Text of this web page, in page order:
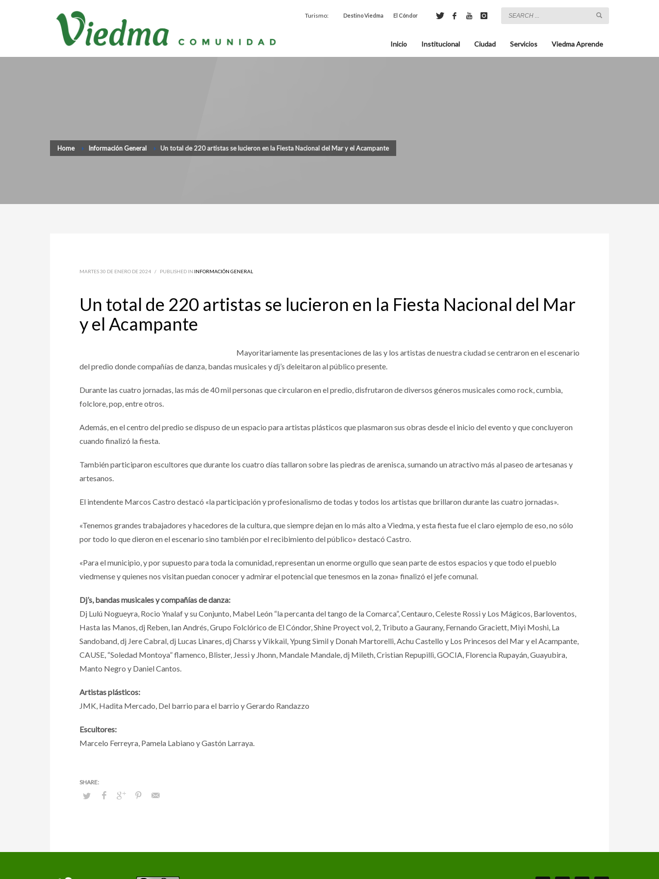
Turismo: Destino Viedma El Cóndor
Inicio Institucional Ciudad Servicios Viedma Aprende
Home Información General Un total de 220 artistas se lucieron en la Fiesta Nacional del Mar y el Acampante
MARTES 30 DE ENERO DE 2024 / PUBLISHED IN INFORMACIÓN GENERAL
Un total de 220 artistas se lucieron en la Fiesta Nacional del Mar
y el Acampante
Mayoritariamente las presentaciones de las y los artistas de nuestra ciudad se centraron en el escenario
del predio donde compañías de danza, bandas musicales y dj’s deleitaron al público presente.
Durante las cuatro jornadas, las más de 40 mil personas que circularon en el predio, disfrutaron de diversos géneros musicales como rock, cumbia,
folclore, pop, entre otros.
Además, en el centro del predio se dispuso de un espacio para artistas plásticos que plasmaron sus obras desde el inicio del evento y que concluyeron
cuando finalizó la fiesta.
También participaron escultores que durante los cuatro días tallaron sobre las piedras de arenisca, sumando un atractivo más al paseo de artesanas y
artesanos.
El intendente Marcos Castro destacó «la participación y profesionalismo de todas y todos los artistas que brillaron durante las cuatro jornadas».
«Tenemos grandes trabajadores y hacedores de la cultura, que siempre dejan en lo más alto a Viedma, y esta fiesta fue el claro ejemplo de eso, no sólo
por todo lo que dieron en el escenario sino también por el recibimiento del público» destacó Castro.
«Para el municipio, y por supuesto para toda la comunidad, representan un enorme orgullo que sean parte de estos espacios y que todo el pueblo
viedmense y quienes nos visitan puedan conocer y admirar el potencial que tenesmos en la zona» finalizó el jefe comunal.
Dj’s, bandas musicales y compañías de danza:
Dj Lulú Nogueyra, Rocio Ynalaf y su Conjunto, Mabel León “la percanta del tango de la Comarca”, Centauro, Celeste Rossi y Los Mágicos, Barloventos,
Hasta las Manos, dj Reben, Ian Andrés, Grupo Folclórico de El Cóndor, Shine Proyect vol, 2, Tributo a Gaurany, Fernando Graciett, Miyi Moshi, La
Sandoband, dj Jere Cabral, dj Lucas Linares, dj Charss y Vikkail, Ypung Simil y Donah Martorelli, Achu Castello y Los Princesos del Mar y el Acampante,
CAUSE, “Soledad Montoya” flamenco, Blister, Jessi y Jhonn, Mandale Mandale, dj Mileth, Cristian Repupilli, GOCIA, Florencia Rupayán, Guayubira,
Manto Negro y Daniel Cantos.
Artistas plásticos:
JMK, Hadita Mercado, Del barrio para el barrio y Gerardo Randazzo
Escultores:
Marcelo Ferreyra, Pamela Labiano y Gastón Larraya.